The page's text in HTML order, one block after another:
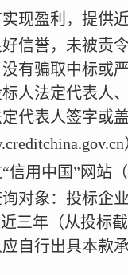
现盈利，提供
信誉，未被责
没有骗取中标
人法定代表人
代表人签字或
信用中国”网站（
对象：投标企
三年（从投标
自行出具本款